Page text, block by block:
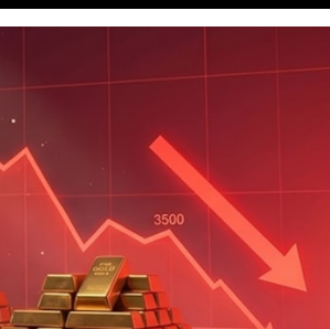
hız kazanmasıyla altın yedi ayın en
düşüş gram altını da aşağı yönlü
liranın altına kadar düştü. İşte altın ve
son durum...